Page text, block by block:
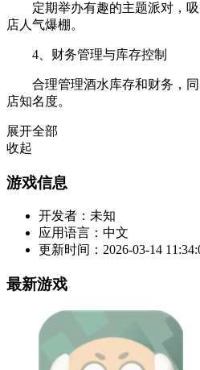
定期举办有趣的主题派对，吸
店人气爆棚。
4、财务管理与库存控制
合理管理酒水库存和财务，同
店知名度。
展开全部
收起
游戏信息
开发者： 未知
应用语言： 中文
更新时间： 2026-03-14
最新游戏